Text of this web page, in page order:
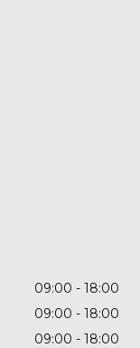
09:00
18:00
09:00
18:00
09:00
18:00